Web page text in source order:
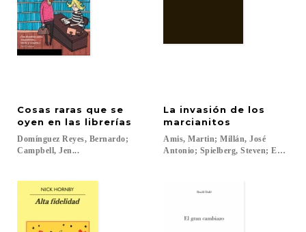
Cosas raras que se
oyen en las librerías
Domínguez Reyes, Bernardo;
Campbell, Jen...
La invasión de los
marcianitos
Amis, Martin; Millán, José
Antonio; Spielberg, Steven; España,